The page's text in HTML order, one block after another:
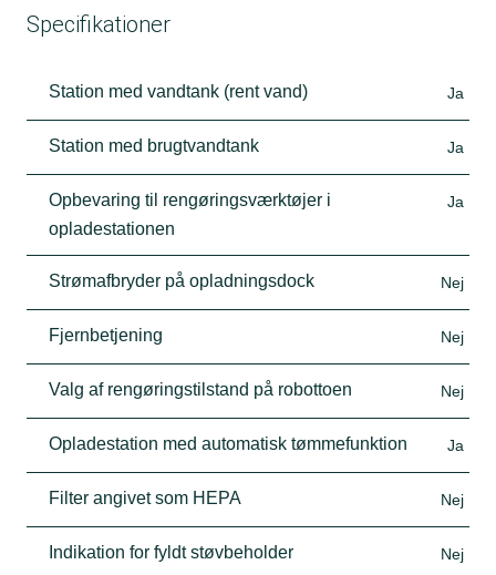
Specifikationer
Station med vandtank (rent vand) Ja
Station med brugtvandtank Ja
Opbevaring til rengøringsværktøjer i
opladestationen
Ja
Strømafbryder på opladningsdock Nej
Fjernbetjening Nej
Valg af rengøringstilstand på robottoen Nej
Opladestation med automatisk tømmefunktion Ja
Filter angivet som HEPA Nej
Indikation for fyldt støvbeholder Nej